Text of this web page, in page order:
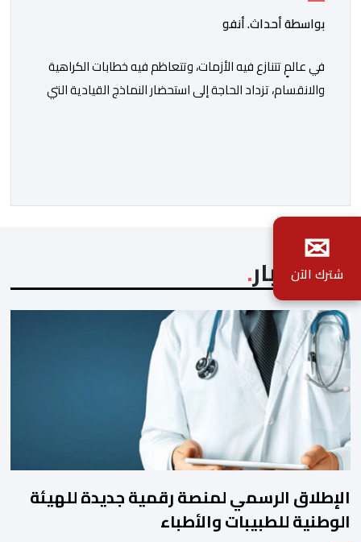
بواسطة أحداث. أنفو
في عالمٍ تتنازع فيه الأزمات، وتتعاظم فيه خطابات الكراهية
والانقسام، تزداد الحاجة إلى استحضار النماذج القيادية التي
تجربة ملكٍ استطاع أن يجعل […]
آخر الأخبار
الإطلاق الرسمي لمنصة رقمية جديدة للهيئة
الوطنية للطبيبات والأطباء
✉
شترك الآن